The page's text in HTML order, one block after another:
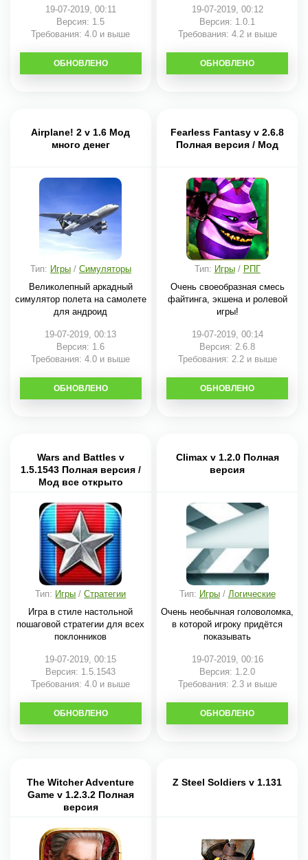
19-07-2019, 00:11
Версия: 1.5
Требования: 4.0 и выше
СКАЧАТЬ
ОБНОВЛЕНО
19-07-2019, 00:12
Версия: 1.0.1
Требования: 4.2 и выше
СКАЧАТЬ
ОБНОВЛЕНО
Airplane! 2 v 1.6 Мод
много денег
Тип: Игры/ Симуляторы
Великолепный аркадный
симулятор полета на самолете
для андроид
19-07-2019, 00:13
Версия: 1.6
Требования: 4.0 и выше
СКАЧАТЬ
ОБНОВЛЕНО
Fearless Fantasy v 2.6.8
Полная версия / Мод
Тип: Игры/ РПГ
Очень своеобразная смесь
файтинга, экшена и ролевой
игры!
19-07-2019, 00:14
Версия: 2.6.8
Требования: 2.2 и выше
СКАЧАТЬ
ОБНОВЛЕНО
Wars and Battles v
1.5.1543 Полная версия /
Мод все открыто
Тип: Игры /Стратегии
Игра в стиле настольной
пошаговой стратегии для всех
поклонников
19-07-2019, 00:15
Версия: 1.5.1543
Требования: 4.0 и выше
СКАЧАТЬ
ОБНОВЛЕНО
Climax v 1.2.0 Полная
версия
Тип: Игры/ Логические
Очень необычная головоломка,
в которой игроку придётся
показывать
19-07-2019, 00:16
Версия: 1.2.0
Требования: 2.3 и выше
СКАЧАТЬ
ОБНОВЛЕНО
The Witcher Adventure
Game v 1.2.3.2 Полная
версия
Z Steel Soldiers v 1.131